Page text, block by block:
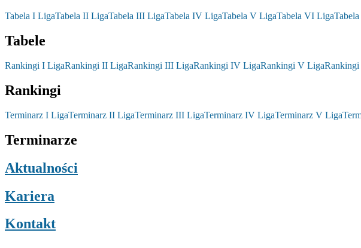
Tabela I LigaTabela II LigaTabela III LigaTabela IV LigaTabela V LigaTabela VI Liga
Tabele
Rankingi I LigaRankingi II LigaRankingi III LigaRankingi IV LigaRankingi V Liga
Rankingi
Terminarz I LigaTerminarz II LigaTerminarz III LigaTerminarz IV LigaTerminarz V Liga
Terminarze
Aktualności
Kariera
Kontakt